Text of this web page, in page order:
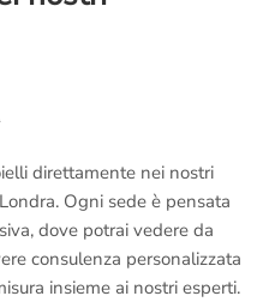
direttamente nei nostri
Ogni sede è pensata
dove potrai vedere da
consulenza personalizzata
insieme ai nostri esperti.